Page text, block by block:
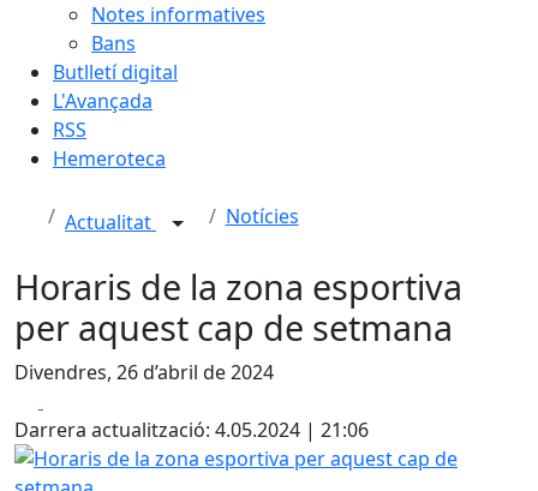
Notes informatives
Bans
Butlletí digital
L'Avançada
RSS
Hemeroteca
Actualitat Notícies
Horaris de la zona esportiva
per aquest cap de setmana
Divendres, 26 d’abril de 2024
Darrera actualització: 4.05.2024 | 21:06
Horaris de la zona esportiva per aquest cap de setmana